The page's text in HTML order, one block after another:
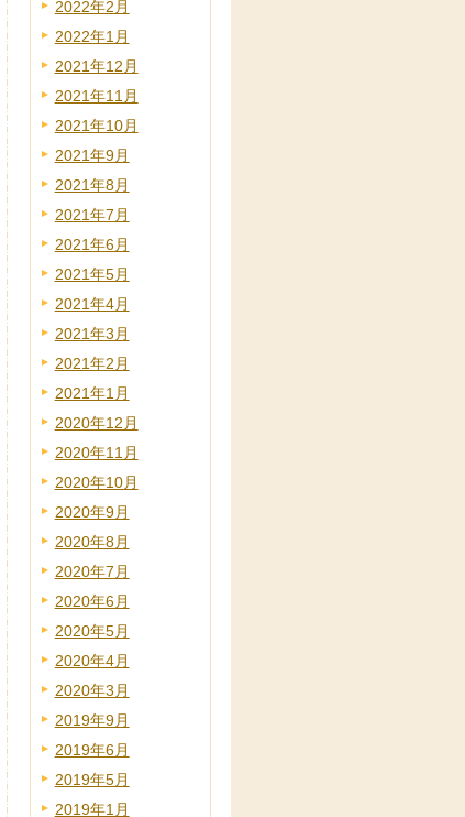
2022年2月
2022年1月
2021年12月
2021年11月
2021年10月
2021年9月
2021年8月
2021年7月
2021年6月
2021年5月
2021年4月
2021年3月
2021年2月
2021年1月
2020年12月
2020年11月
2020年10月
2020年9月
2020年8月
2020年7月
2020年6月
2020年5月
2020年4月
2020年3月
2019年9月
2019年6月
2019年5月
2019年1月